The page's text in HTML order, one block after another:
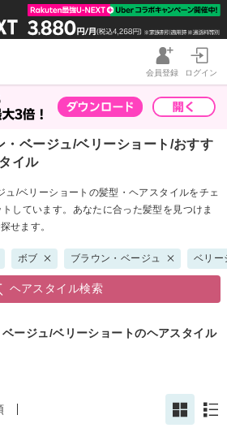
会員登録 ログイン
・ベージュ/ベリーショート/おすす
イル
ュ/ベリーショートの髪型・ヘアスタイルをチェ
しています。あなたに合った髪型を見つけま
せます。
ボブ ブラウン・ベージュ ベリー
ヘアスタイル検索
ージュ/ベリーショートのヘアスタイル